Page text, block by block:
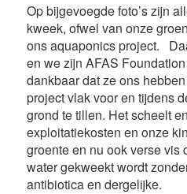
Op bijgevoegde foto’s zijn
kweek, ofwel van onze
ons aquaponics project.
en we zijn AFAS
dankbaar dat ze ons
project vlak voor en tijdens
grond te tillen. Het scheelt
exploitatiekosten en onze
groente en nu ook verse vis
water gekweekt wordt
antibiotica en dergelijke.